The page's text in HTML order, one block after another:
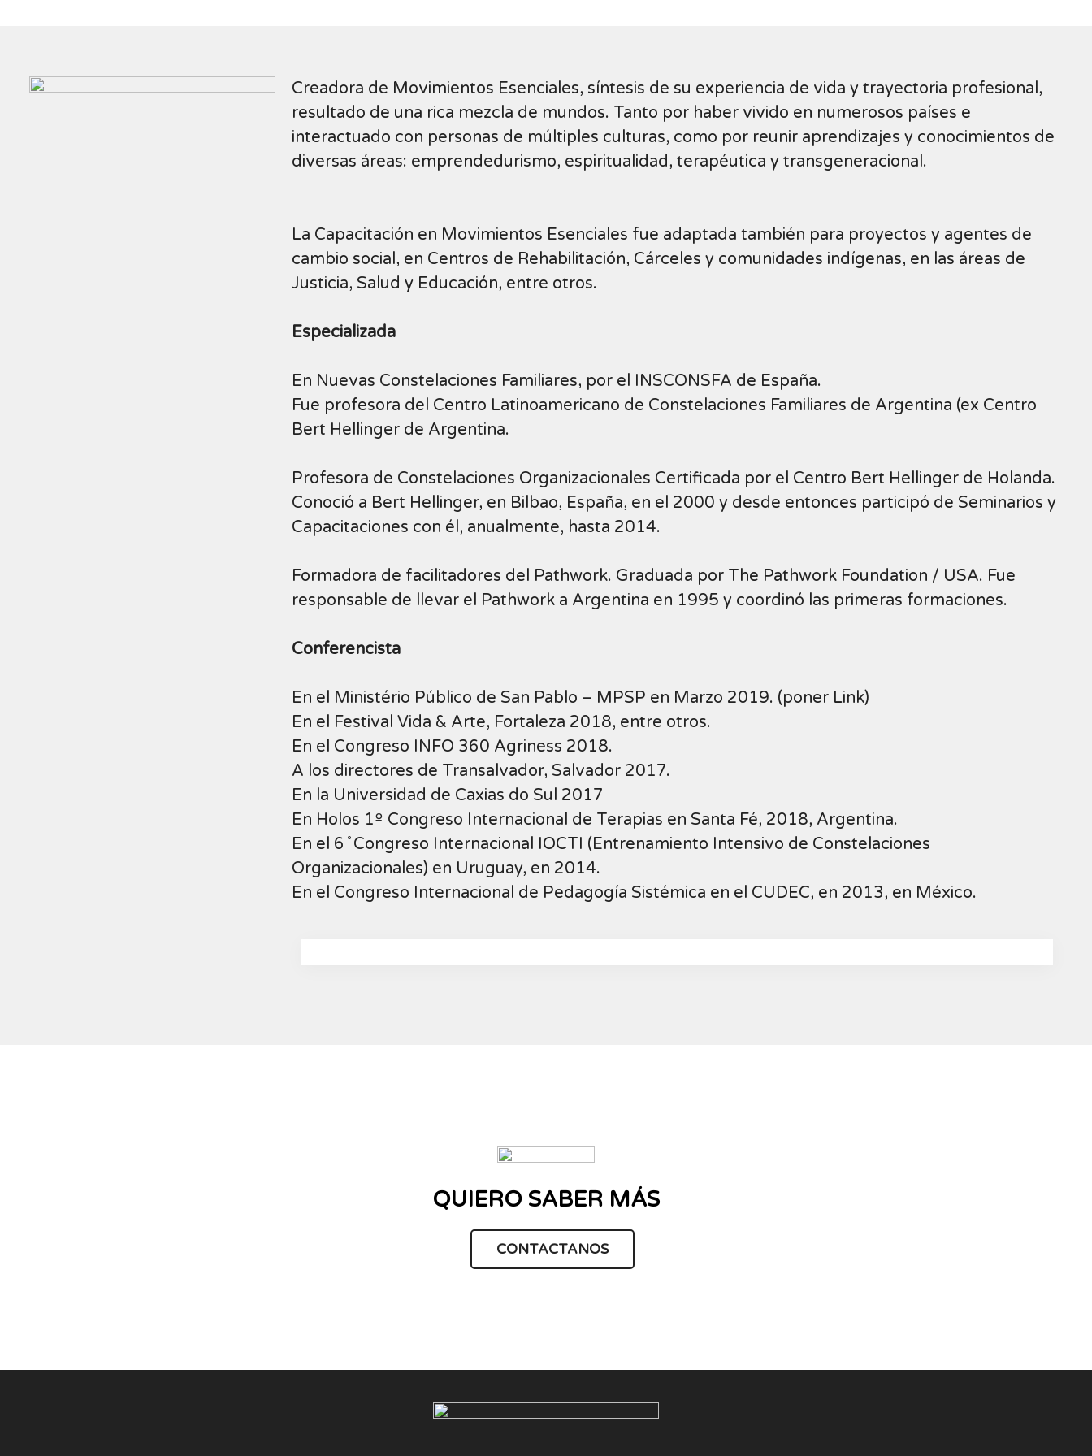
Creadora de Movimientos Esenciales, síntesis de su experiencia de vida y trayectoria profesional,
resultado de una rica mezcla de mundos. Tanto por haber vivido en numerosos países e
interactuado con personas de múltiples culturas, como por reunir aprendizajes y conocimientos de
diversas áreas: emprendedurismo, espiritualidad, terapéutica y transgeneracional.
La Capacitación en Movimientos Esenciales fue adaptada también para proyectos y agentes de
cambio social, en Centros de Rehabilitación, Cárceles y comunidades indígenas, en las áreas de
Justicia, Salud y Educación, entre otros.
Especializada
En Nuevas Constelaciones Familiares, por el INSCONSFA de España.
Fue profesora del Centro Latinoamericano de Constelaciones Familiares de Argentina (ex Centro
Bert Hellinger de Argentina.
Profesora de Constelaciones Organizacionales Certificada por el Centro Bert Hellinger de Holanda.
Conoció a Bert Hellinger, en Bilbao, España, en el 2000 y desde entonces participó de Seminarios y
Capacitaciones con él, anualmente, hasta 2014.
Formadora de facilitadores del Pathwork. Graduada por The Pathwork Foundation / USA. Fue
responsable de llevar el Pathwork a Argentina en 1995 y coordinó las primeras formaciones.
Conferencista
En el Ministério Público de San Pablo – MPSP en Marzo 2019. (poner Link)
En el Festival Vida & Arte, Fortaleza 2018, entre otros.
En el Congreso INFO 360 Agriness 2018.
A los directores de Transalvador, Salvador 2017.
En la Universidad de Caxias do Sul 2017
En Holos 1º Congreso Internacional de Terapias en Santa Fé, 2018, Argentina.
En el 6 ̊ Congreso Internacional IOCTI (Entrenamiento Intensivo de Constelaciones
Organizacionales) en Uruguay, en 2014.
En el Congreso Internacional de Pedagogía Sistémica en el CUDEC, en 2013, en México.
QUIERO SABER MÁS
CONTACTANOS